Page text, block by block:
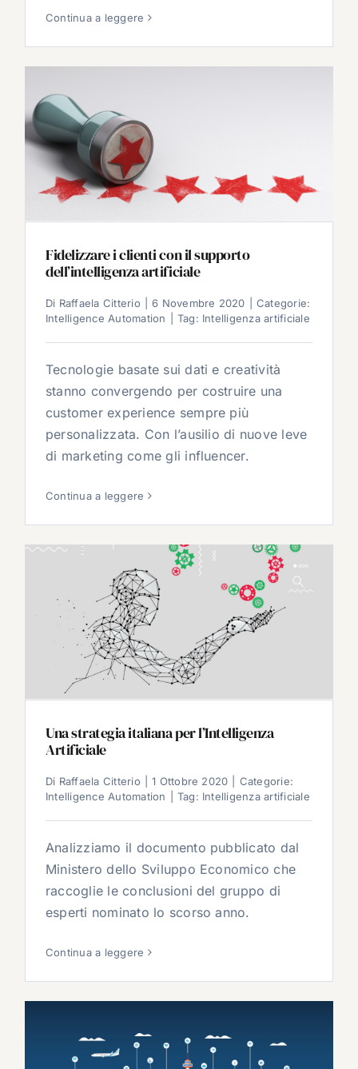
Continua a leggere
Fidelizzare i clienti con il supporto
dell’intelligenza artificiale
Di Raffaela Citterio 6 Novembre 2020
Categorie:
Intelligence Automation
Tag: Intelligenza artificiale
Tecnologie basate sui dati e creatività
stanno convergendo per costruire una
customer experience sempre più
personalizzata. Con l’ausilio di nuove leve
di marketing come gli influencer.
Continua a leggere
Una strategia italiana per l’Intelligenza
Artificiale
Di Raffaela Citterio 1 Ottobre 2020
Categorie:
Intelligence Automation
Tag: Intelligenza artificiale
Analizziamo il documento pubblicato dal
Ministero dello Sviluppo Economico che
raccoglie le conclusioni del gruppo di
esperti nominato lo scorso anno.
Continua a leggere